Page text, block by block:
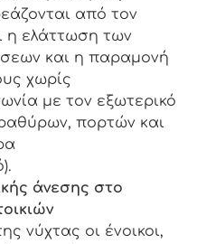
από τον
η ελάττωση των
και η παραμονή
χωρίς
με τον εξωτερικό
πορτών και
άνεσης στο
νύχτας οι ένοικοι,